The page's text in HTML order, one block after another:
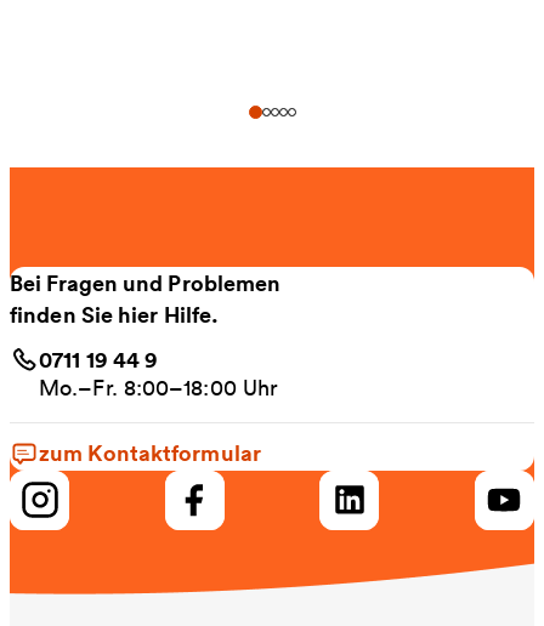
Bei Fragen und Problemen
finden Sie hier Hilfe.
0711 19 44 9
Mo.–Fr. 8:00–18:00 Uhr
zum Kontaktformular